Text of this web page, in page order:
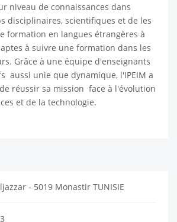
niveau de connaissances dans
disciplinaires, scientifiques et de les
formation en langues étrangères à
à suivre une formation dans les
Grâce à une équipe d'enseignants
aussi unie que dynamique, l'IPEIM a
réussir sa mission face à l'évolution
et de la technologie.
- 5019 Monastir TUNISIE